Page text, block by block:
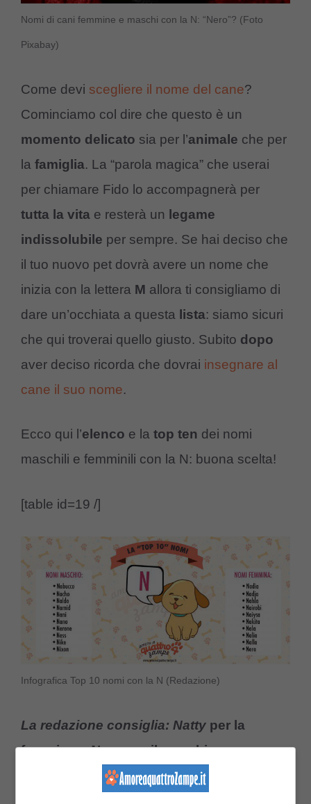
Nomi di cani femmine e maschi con la N: “Nero”? (Foto
Pixabay)
Come devi scegliere il nome del cane?
Cominciamo col dire che questo è un
momento delicato sia per l’animale che per
la famiglia. La “parola magica” che userai
per chiamare Fido lo accompagnerà per
tutta la vita e resterà un legame
indissolubile per sempre. Se hai deciso che
il tuo nuovo pet dovrà avere un nome che
inizia con la lettera M allora ti consigliamo di
dare un’occhiata a questa lista: siamo sicuri
che qui troverai quello giusto. Subito dopo
aver deciso ricorda che dovrai insegnare al
cane il suo nome.
Ecco qui l’elenco e la top ten dei nomi
maschili e femminili con la N: buona scelta!
[table id=19 /]
Infografica Top 10 nomi con la N (Redazione)
La redazione consiglia: Natty per la
femmina eNavyper il maschio.
Nonostante l’elenco, la top 10 e i nostri